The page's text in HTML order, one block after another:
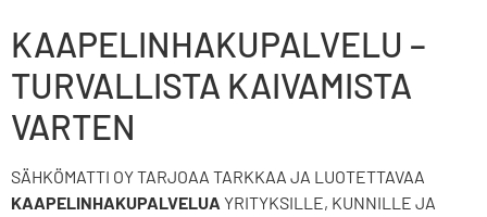
KAAPELINHAKUPALVELU –
TURVALLISTA KAIVAMISTA
VARTEN
SÄHKÖMATTI OY TARJOAA TARKKAA JA LUOTETTAVAA
KAAPELINHAKUPALVELUA YRITYKSILLE, KUNNILLE JA